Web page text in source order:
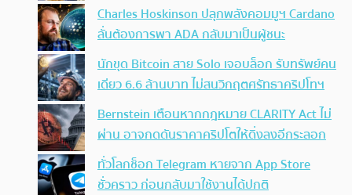
Charles Hoskinson ปลุกพลังคอมมูฯ Cardano
ลั่นต้องการพา ADA กลับมาเป็นผู้ชนะ
นักขุด Bitcoin สาย Solo เจอบล็อก รับทรัพย์คน
เดียว 6.6 ล้านบาท ไม่สนวิกฤตศรัทธาคริปโทฯ
Bernstein เตือนหากกฎหมาย CLARITY Act ไม่
ผ่าน อาจกดดันราคาคริปโตให้ดิ่งลงอีกระลอก
ทั่วโลกช็อก Telegram หายจาก App Store
ชั่วคราว ก่อนกลับมาใช้งานได้ปกติ